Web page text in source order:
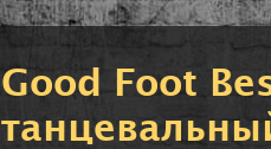
Good Foot